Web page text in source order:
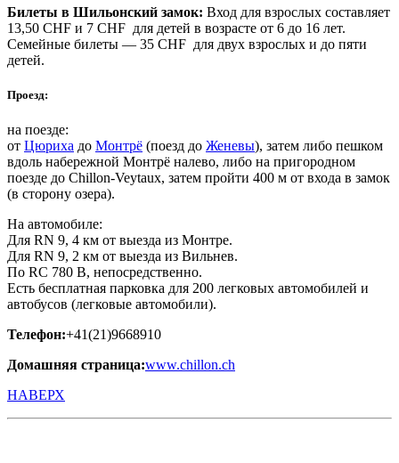
Билеты в Шильонский замок: Вход для взрослых составляет
13,50 CHF и 7 CHF для детей в возрасте от 6 до 16 лет.
Семейные билеты — 35 CHF для двух взрослых и до пяти
детей.
Проезд:
на поезде:
от Цюриха до Монтрё (поезд до Женевы), затем либо пешком
вдоль набережной Монтрё налево, либо на пригородном
поезде до Chillon-Veytaux, затем пройти 400 м от входа в замок
(в сторону озера).
На автомобиле:
Для RN 9, 4 км от выезда из Монтре.
Для RN 9, 2 км от выезда из Вильнев.
По RC 780 B, непосредственно.
Есть бесплатная парковка для 200 легковых автомобилей и
автобусов (легковые автомобили).
Телефон:+41(21)9668910
Домашняя страница:www.chillon.ch
НАВЕРХ